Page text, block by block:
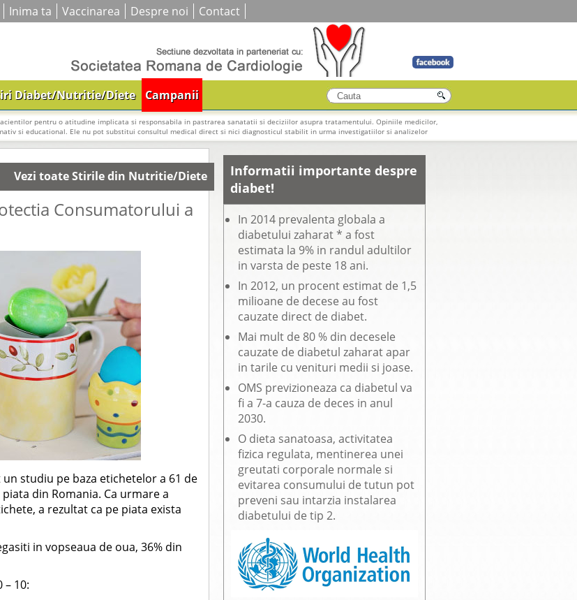
Inima ta Vaccinarea Despre noi Contact
Diabet/Nutritie/Diete Campanii
pentru o atitudine implicata si responsabila in pastrarea sanatatii si deciziilor asupra tratamentului. Opiniile medicilor,
si educational. Ele nu pot substitui consultul medical direct si nici diagnosticul stabilit in urma investigatiilor si analizelor
Vezi toate Stirile din Nutritie/Diete
Consumatorului a
studiu pe baza etichetelor a 61 de
din Romania. Ca urmare a
a rezultat ca pe piata exista
in vopseaua de oua, 36% din
10:
Informatii importante despre
diabet!
In 2014 prevalenta globala a
diabetului zaharat * a fost
estimata la 9% in randul adultilor
in varsta de peste 18 ani.
In 2012, un procent estimat de 1,5
milioane de decese au fost
cauzate direct de diabet.
Mai mult de 80 % din decesele
cauzate de diabetul zaharat apar
in tarile cu venituri medii si joase.
OMS previzioneaza ca diabetul va
fi a 7-a cauza de deces in anul
2030.
O dieta sanatoasa, activitatea
fizica regulata, mentinerea unei
greutati corporale normale si
evitarea consumului de tutun pot
preveni sau intarzia instalarea
diabetului de tip 2.